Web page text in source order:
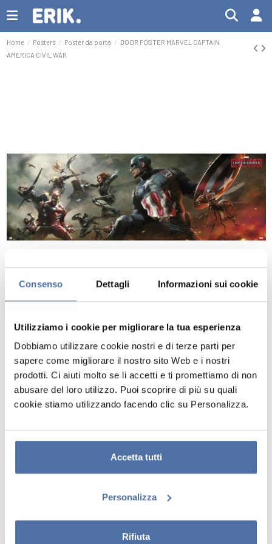
Consenso Dettagli Informazioni sui cookie
Utilizziamo i cookie per migliorare la tua esperienza
Dobbiamo utilizzare cookie nostri e di terze parti per
sapere come migliorare il nostro sito Web e i nostri
prodotti. Ci aiuti molto se li accetti e ti promettiamo di non
abusare del loro utilizzo. Puoi scoprire di più su quali
cookie stiamo utilizzando facendo clic su Personalizza.
Accetta tutti
Personalizza
Rifiuta
Home Posters Poster da porta
DOOR POSTER MARVEL CAPTAIN
AMERICA CIVIL WAR
DOOR POSTER MARVEL CAPTAIN
AMERICA CIVIL WAR
Misura 53 x 158 cm ed è stampato su carta lucida di alta qualità da